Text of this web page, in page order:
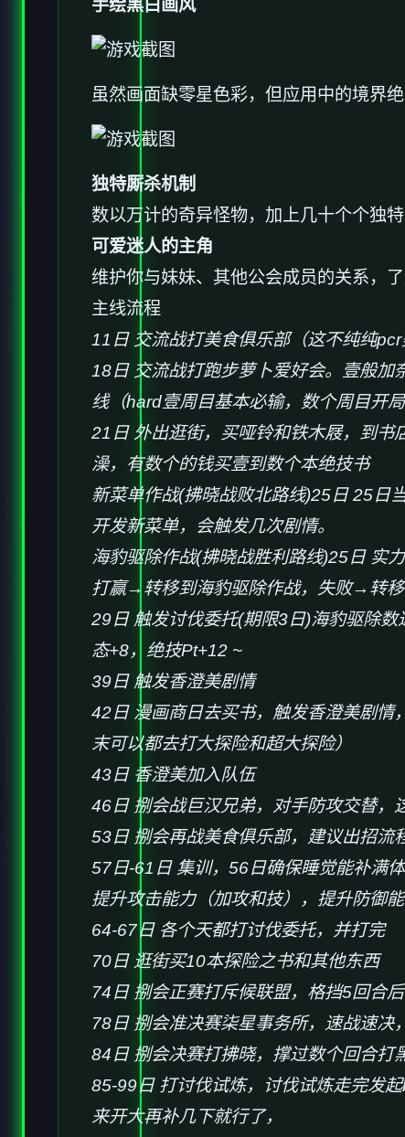
手绘黑白画风
虽然画面缺零星色彩，但应用中的境界
独特厮杀机制
数以万计的奇异怪物，加上几十个个独
可爱迷人的主角
维护你与妹妹、其他公会成员的关系，
主线流程
11日 交流战打美食俱乐部（这不纯纯
18日 交流战打跑步萝卜爱好会。壹般加
线（hard壹周目基本必输，数个周目开
21日 外出逛街，买哑铃和铁木屐，到书
澡，有数个的钱买壹到数个本绝技书
新菜单作战(拂晓战败北路线)25日 25日
开发新菜单，会触发几次剧情。
海豹驱除作战(拂晓战胜利路线)25日 实
打赢→转移到海豹驱除作战，失败→转
29日 触发讨伐委托(期限3日)海豹驱除
态+8，绝技Pt+12 ~
39日 触发香澄美剧情
42日 漫画商日去买书，触发香澄美剧情
末可以都去打大探险和超大探险）
43日 香澄美加入队伍
46日 捌会战巨汉兄弟，对手防攻交替，
53日 捌会再战美食俱乐部，建议出招流
57日-61日 集训，56日确保睡觉能补满
提升攻击能力（加攻和技），提升防御
64-67日 各个天都打讨伐委托，并打完
70日 逛街买10本探险之书和其他东西
74日 捌会正赛打斥候联盟，格挡5回合
78日 捌会准决赛柒星事务所，速战速决
84日 捌会决赛打拂晓，撑过数个回合打
85-99日 打讨伐试炼，讨伐试炼走完发
来开大再补几下就行了，